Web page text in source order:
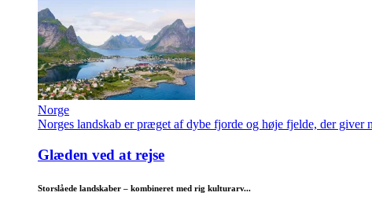
Norge
Norges landskab er præget af dybe fjorde og høje fjelde, der giver
Glæden ved at rejse
Storslåede landskaber – kombineret med rig kulturarv...